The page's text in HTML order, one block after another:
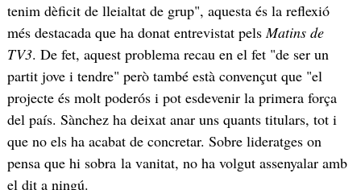
tenim dèficit de lleialtat de grup", aquesta és la reflexió
més destacada que ha donat entrevistat pelsMatins de
TV3. De fet, aquest problema recau en el fet "de ser un
partit jove i tendre" però també està convençut que "el
projecte és molt poderós i pot esdevenir la primera força
del país. Sànchez ha deixat anar uns quants titulars, tot i
que no els ha acabat de concretar. Sobre lideratges on
pensa que hi sobra la vanitat, no ha volgut assenyalar amb
el dit a ningú.